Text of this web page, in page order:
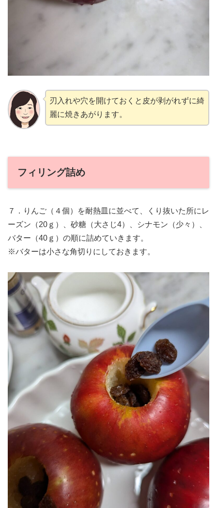
刃入れや穴を開けておくと皮が剥がれずに綺
麗に焼きあがります。
フィリング詰め
７．りんご（４個）を耐熱皿に並べて、くり抜いた所にレ
ーズン（20ｇ）、砂糖（大さじ4）、シナモン（少々）、
バター（40ｇ）の順に詰めていきます。
※バターは小さな角切りにしておきます。